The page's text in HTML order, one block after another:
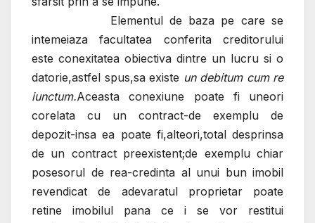
Elementul de baza pe care se
intemeiaza facultatea conferita creditorului
este conexitatea obiectiva dintre un lucru si o
datorie,astfel spus,sa existe un debitum cum re
iunctum.Aceasta conexiune poate fi uneori
corelata cu un contract-de exemplu de
depozit-insa ea poate fi,alteori,total desprinsa
de un contract preexistent;de exemplu chiar
posesorul de rea-credinta al unui bun imobil
revendicat de adevaratul proprietar poate
retine imobilul pana ce i se vor restitui